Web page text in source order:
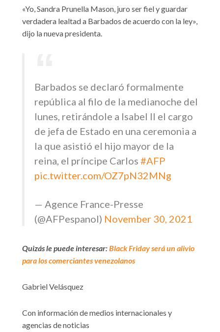
«Yo, Sandra Prunella Mason, juro ser fiel y guardar
verdadera lealtad a Barbados de acuerdo con la ley»,
dijo la nueva presidenta.
Barbados se declaró formalmente
república al filo de la medianoche del
lunes, retirándole a Isabel II el cargo
de jefa de Estado en una ceremonia a
la que asistió el hijo mayor de la
reina, el príncipe Carlos #AFP
pic.twitter.com/OZ7pN32MNg
— Agence France-Presse
(@AFPespanol) November 30, 2021
Quizás le puede interesar:Black Friday será un alivio
para los comerciantes venezolanos
Gabriel Velásquez
Con información de medios internacionales y
agencias de noticias